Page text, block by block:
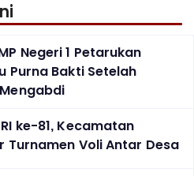
Negeri 1 Petarukan
Purna Bakti Setelah
ke-81, Kecamatan
Turnamen Voli Antar Desa